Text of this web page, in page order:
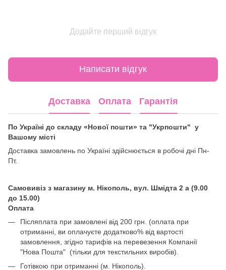
Додайте перший відгук
Написати відгук
Доставка Оплата Гарантія
По Україні до складу «Нової пошти» та "Укрпошти" у
Вашому місті
Доставка замовлень по Україні здійснюється в робочі дні Пн-
Пт.
Самовивіз з магазину м. Нікополь, вул. Шмідта 2 а (9.00
до 15.00)
Оплата
Післяплата при замовлені від 200 грн. (оплата при
отриманні, ви оплачуєте додатково% від вартості
замовлення, згідно тарифів на перевезення Компанії
"Нова Пошта" (тільки для текстильних виробів).
Готівкою при отриманні (м. Нікополь).